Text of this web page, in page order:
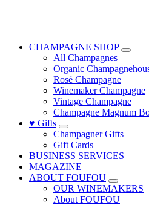
CHAMPAGNE SHOP
All Champagnes
Organic
Rosé Champagne
Winemaker Champagne
Vintage Champagne
Champagne Magnum
♥ Gifts
Champagner Gifts
Gift Cards
BUSINESS SERVICES
MAGAZINE
ABOUT FOUFOU
OUR WINEMAKERS
About FOUFOU